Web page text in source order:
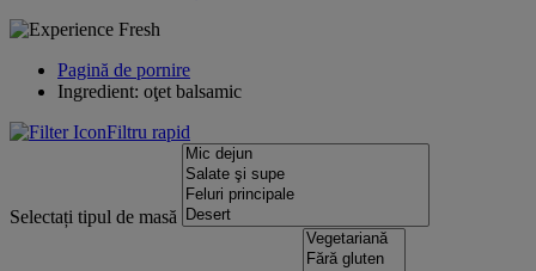
Pagină de pornire
Ingredient: oţet balsamic
Filtru rapid
Selectați tipul de masă